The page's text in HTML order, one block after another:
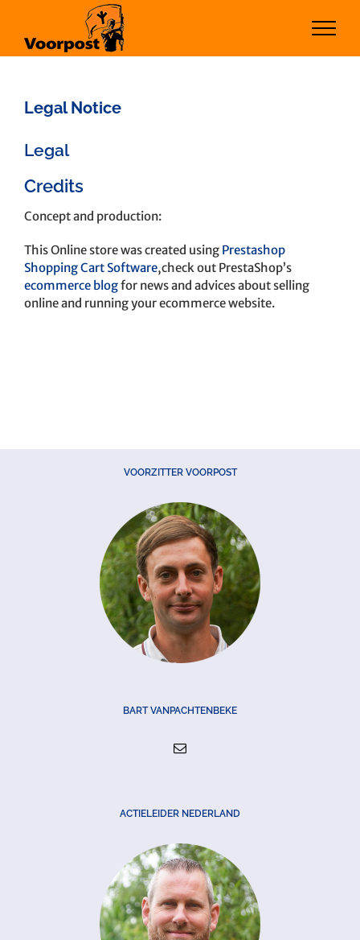
inhoud
Legal Notice
Legal
Credits
Concept and production:
This Online store was created using Prestashop
Shopping Cart Software,check out PrestaShop’s
ecommerce blogfor news and advices about selling
online and running your ecommerce website.
VOORZITTER VOORPOST
BART VANPACHTENBEKE
ACTIELEIDER NEDERLAND